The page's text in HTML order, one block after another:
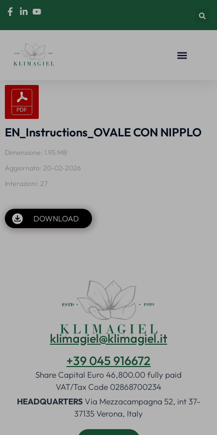
EN_Instructions_OVALE CON NIPPLO
Dimensione: 1.95 MB
Aggiornato: 20-02-2026
Interazioni: 27
DOWNLOAD
klimagiel@klimagiel.it
+39 045 916672
Share Capital Euro 46,800.00 fully paid
VAT/Tax Code 02868700234
HEADQUARTERSVia Mezzacampagna 52, int 37-
37135 Verona, Italy